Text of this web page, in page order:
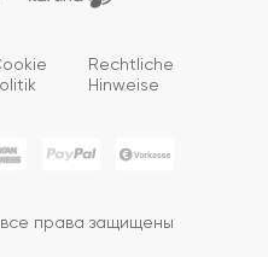
Rechtliche
Hinweise
права защищены